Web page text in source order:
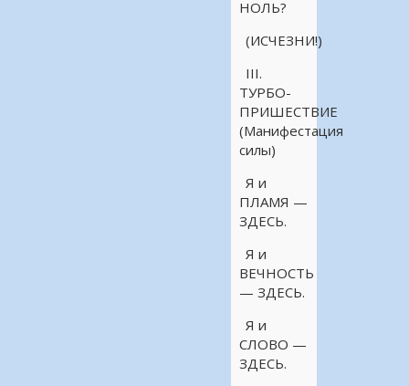
НОЛЬ?
(ИСЧЕЗНИ!)
III.
ТУРБО-
ПРИШЕСТВИЕ
(Манифестация
силы)
Я и
ПЛАМЯ —
ЗДЕСЬ.
Я и
ВЕЧНОСТЬ
— ЗДЕСЬ.
Я и
СЛОВО —
ЗДЕСЬ.